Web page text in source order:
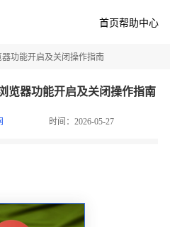
首页帮助中心
功能开启及关闭操作指南
览器功能开启及关闭操作指南
时间：2026-05-27